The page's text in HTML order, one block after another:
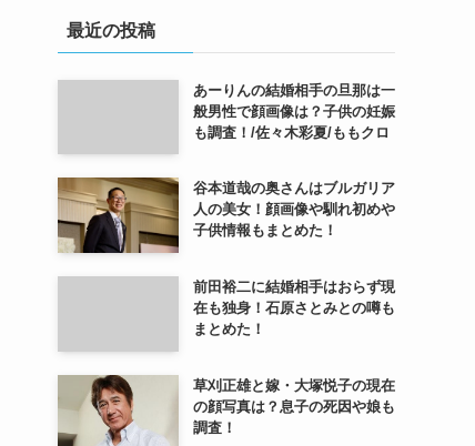
最近の投稿
あーりんの結婚相手の旦那は一
般男性で顔画像は？子供の妊娠
も調査！/佐々木彩夏/ももクロ
谷本道哉の奥さんはブルガリア
人の美女！顔画像や馴れ初めや
子供情報もまとめた！
前田裕二に結婚相手はおらず現
在も独身！石原さとみとの噂も
まとめた！
草刈正雄と嫁・大塚悦子の現在
の顔写真は？息子の死因や娘も
調査！